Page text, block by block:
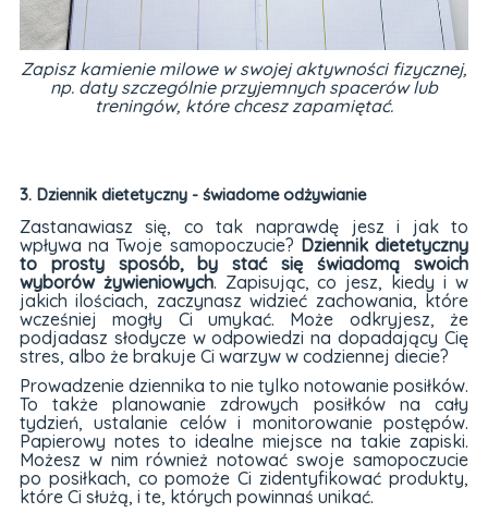
Zapisz kamienie milowe w swojej aktywności fizycznej,
np. daty szczególnie przyjemnych spacerów lub
treningów, które chcesz zapamiętać.
3. Dziennik dietetyczny - świadome odżywianie
Zastanawiasz się, co tak naprawdę jesz i jak to
wpływa na Twoje samopoczucie? Dziennik dietetyczny
to prosty sposób, by stać się świadomą swoich
wyborów żywieniowych. Zapisując, co jesz, kiedy i w
jakich ilościach, zaczynasz widzieć zachowania, które
wcześniej mogły Ci umykać. Może odkryjesz, że
podjadasz słodycze w odpowiedzi na dopadający Cię
stres, albo że brakuje Ci warzyw w codziennej diecie?
Prowadzenie dziennika to nie tylko notowanie posiłków.
To także planowanie zdrowych posiłków na cały
tydzień, ustalanie celów i monitorowanie postępów.
Papierowy notes to idealne miejsce na takie zapiski.
Możesz w nim również notować swoje samopoczucie
po posiłkach, co pomoże Ci zidentyfikować produkty,
które Ci służą, i te, których powinnaś unikać.